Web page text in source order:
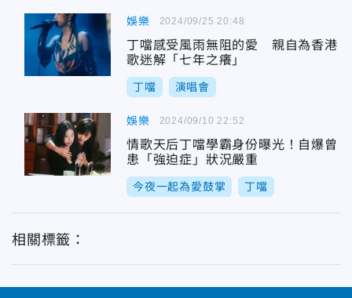
娛樂
丁噹感受風雨無阻的愛 親自為香港
歌迷解「七年之癢」
丁噹 演唱會
2024/09/25 20:48
娛樂
情歌天后丁噹學霸身份曝光！自爆曾
患「強迫症」狀況嚴重
今夜一起為愛鼓掌 丁噹
2024/09/10 22:52
相關標籤：